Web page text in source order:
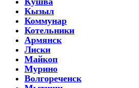
Кызыл
Коммунар
Котельники
Армянск
Лиски
Майкоп
Мурино
Волгореченск